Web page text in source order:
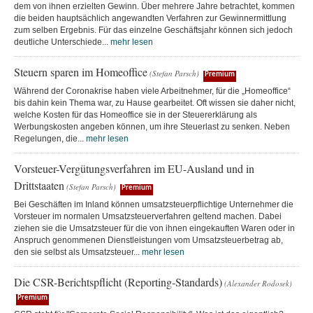
dem von ihnen erzielten Gewinn. Über mehrere Jahre betrachtet, kommen
die beiden hauptsächlich angewandten Verfahren zur Gewinnermittlung
zum selben Ergebnis. Für das einzelne Geschäftsjahr können sich jedoch
deutliche Unterschiede... mehr lesen
Steuern sparen im Homeoffice (Stefan Parsch) Premium
Während der Coronakrise haben viele Arbeitnehmer, für die „Homeoffice“
bis dahin kein Thema war, zu Hause gearbeitet. Oft wissen sie daher nicht,
welche Kosten für das Homeoffice sie in der Steuererklärung als
Werbungskosten angeben können, um ihre Steuerlast zu senken. Neben
Regelungen, die... mehr lesen
Vorsteuer-Vergütungsverfahren im EU-Ausland und in
Drittstaaten (Stefan Parsch) Premium
Bei Geschäften im Inland können umsatzsteuerpflichtige Unternehmer die
Vorsteuer im normalen Umsatzsteuerverfahren geltend machen. Dabei
ziehen sie die Umsatzsteuer für die von ihnen eingekauften Waren oder in
Anspruch genommenen Dienstleistungen vom Umsatzsteuerbetrag ab,
den sie selbst als Umsatzsteuer... mehr lesen
Die CSR-Berichtspflicht (Reporting-Standards) (Alexander Rodosek)
Premium